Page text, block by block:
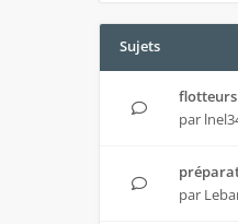
Sujets
par
par